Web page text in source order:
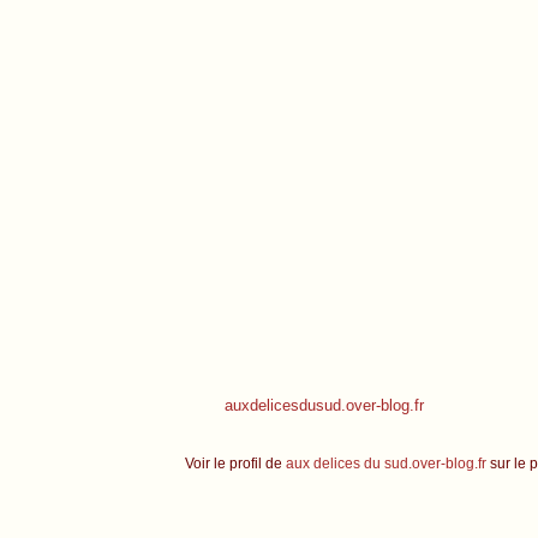
auxdelicesdusud.over-blog.fr
Voir le profil de aux delices du sud.over-blog.fr sur le